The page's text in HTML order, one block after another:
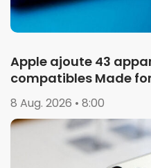
Apple ajoute 43
compatibles Made
8 Aug. 2026 • 8:00